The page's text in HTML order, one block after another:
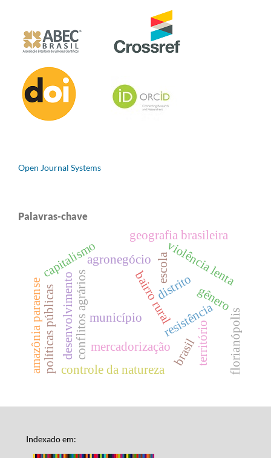
Open Journal Systems
Palavras-chave
município
distrito
bairro rural
escola
resistência
conflitos agrários
agronegócio
mercadorização
controle da natureza
capitalismo violência lenta
amazônia paraense território
gênero
desenvolvimento
geografia brasileira
políticas públicas brasil florianópolis
Indexado em: